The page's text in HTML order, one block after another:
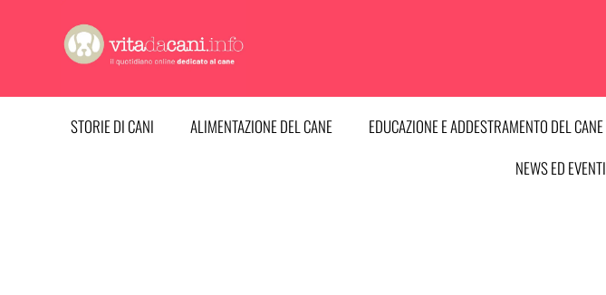
contenuto
STORIE DI CANI ALIMENTAZIONE DEL CANE EDUCAZIONE E ADDESTRAMENTO DEL CANE
NEWS ED EVENTI